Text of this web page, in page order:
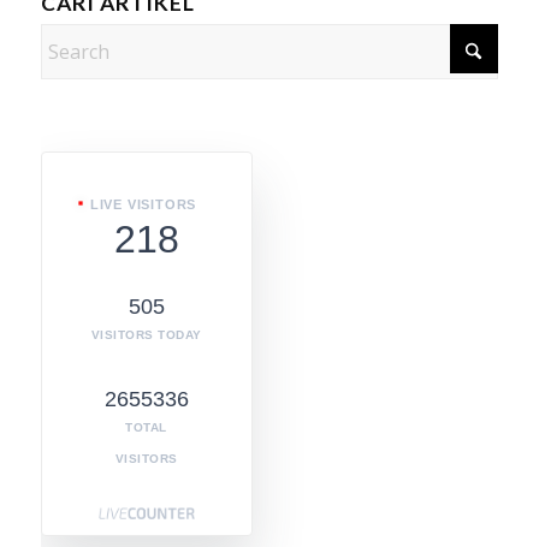
LIVE VISITORS
218
505
VISITORS TODAY
2655336
TOTAL
VISITORS